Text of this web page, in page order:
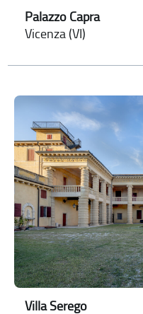
Palazzo Capra
Vicenza (VI)
Villa Serego